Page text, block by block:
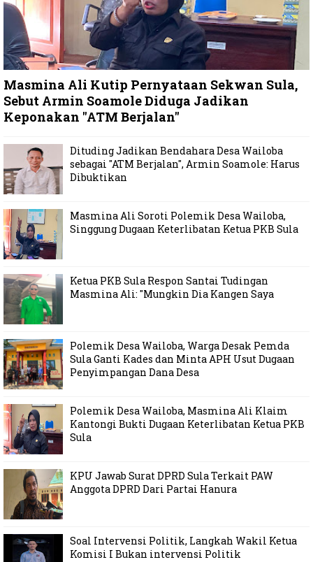
Masmina Ali Kutip Pernyataan Sekwan Sula,
Sebut Armin Soamole Diduga Jadikan
Keponakan "ATM Berjalan"
Dituding Jadikan Bendahara Desa Wailoba
sebagai "ATM Berjalan", Armin Soamole: Harus
Dibuktikan
Masmina Ali Soroti Polemik Desa Wailoba,
Singgung Dugaan Keterlibatan Ketua PKB Sula
Ketua PKB Sula Respon Santai Tudingan
Masmina Ali: "Mungkin Dia Kangen Saya
Polemik Desa Wailoba, Warga Desak Pemda
Sula Ganti Kades dan Minta APH Usut Dugaan
Penyimpangan Dana Desa
Polemik Desa Wailoba, Masmina Ali Klaim
Kantongi Bukti Dugaan Keterlibatan Ketua PKB
Sula
KPU Jawab Surat DPRD Sula Terkait PAW
Anggota DPRD Dari Partai Hanura
Soal Intervensi Politik, Langkah Wakil Ketua
Komisi I Bukan intervensi Politik